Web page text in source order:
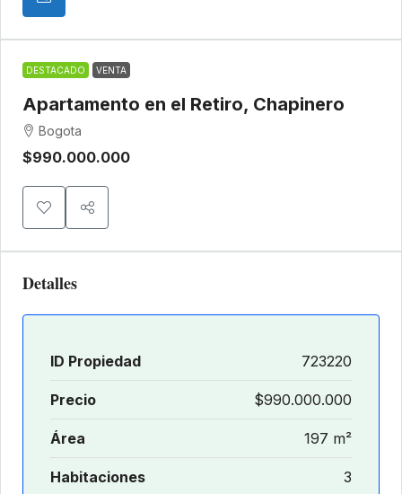
DESTACADO VENTA
Apartamento en el Retiro, Chapinero
Bogota
$990.000.000
Detalles
ID Propiedad 723220
Precio $990.000.000
Área 197 m²
Habitaciones 3